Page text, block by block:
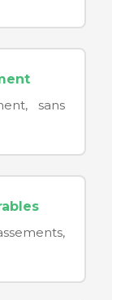
sans